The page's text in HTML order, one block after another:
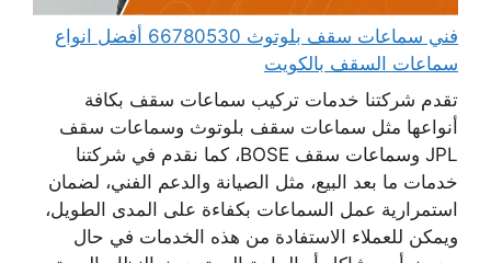
فني سماعات سقف بلوتوث 66780530 أفضل انواع
سماعات السقف بالكويت
تقدم شركتنا خدمات تركيب سماعات سقف بكافة
أنواعها مثل سماعات سقف بلوتوث وسماعات سقف
JPL وسماعات سقف BOSE، كما نقدم في شركتنا
خدمات ما بعد البيع، مثل الصيانة والدعم الفني، لضمان
استمرارية عمل السماعات بكفاءة على المدى الطويل،
ويمكن للعملاء الاستفادة من هذه الخدمات في حال